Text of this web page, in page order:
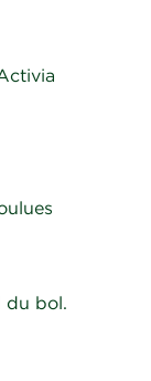
du bol.